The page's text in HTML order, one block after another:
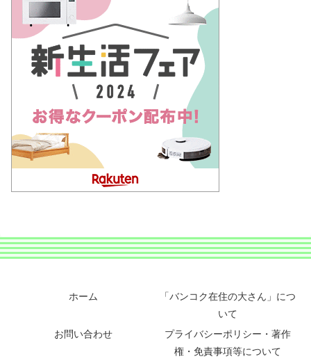
ホーム
「バンコク在住の大さん」につ
いて
お問い合わせ
プライバシーポリシー・著作
権・免責事項等について